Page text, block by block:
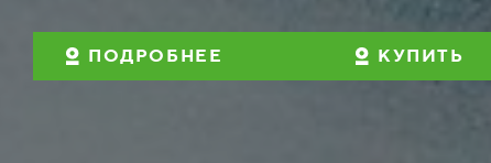
ПОДРОБНЕЕ КУПИТЬ